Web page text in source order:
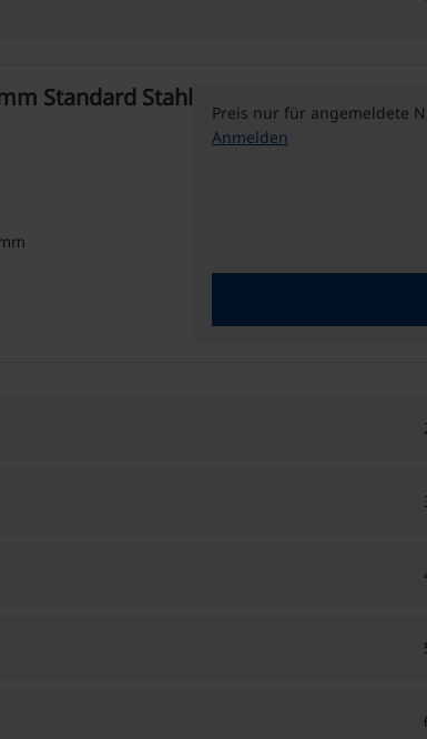
Standard Stahl
Preis nur für angemeldete
Anmelden